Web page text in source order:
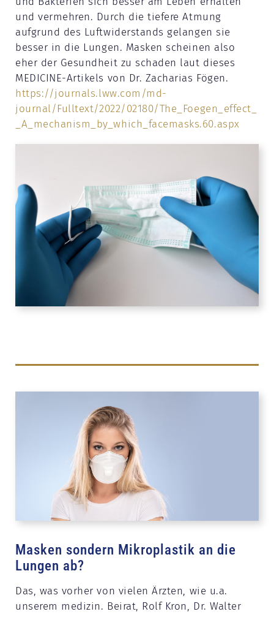
und vermehren. Durch die tiefere Atmung
aufgrund des Luftwiderstands gelangen sie
besser in die Lungen. Masken scheinen also
eher der Gesundheit zu schaden laut dieses
MEDICINE-Artikels von Dr. Zacharias Fögen.
https://journals.lww.com/md-
journal/Fulltext/2022/02180/The_Foegen_effect_
_A_mechanism_by_which_facemasks.60.aspx
Masken sondern Mikroplastik an die
Lungen ab?
Das, was vorher von vielen Ärzten, wie u.a.
unserem medizin. Beirat, Rolf Kron, Dr. Walter